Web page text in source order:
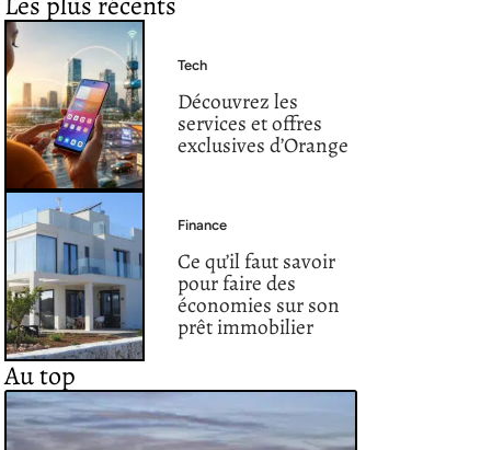
Tech
Découvrez les
services et offres
exclusives d’Orange
Finance
Ce qu’il faut savoir
pour faire des
économies sur son
prêt immobilier
Au top